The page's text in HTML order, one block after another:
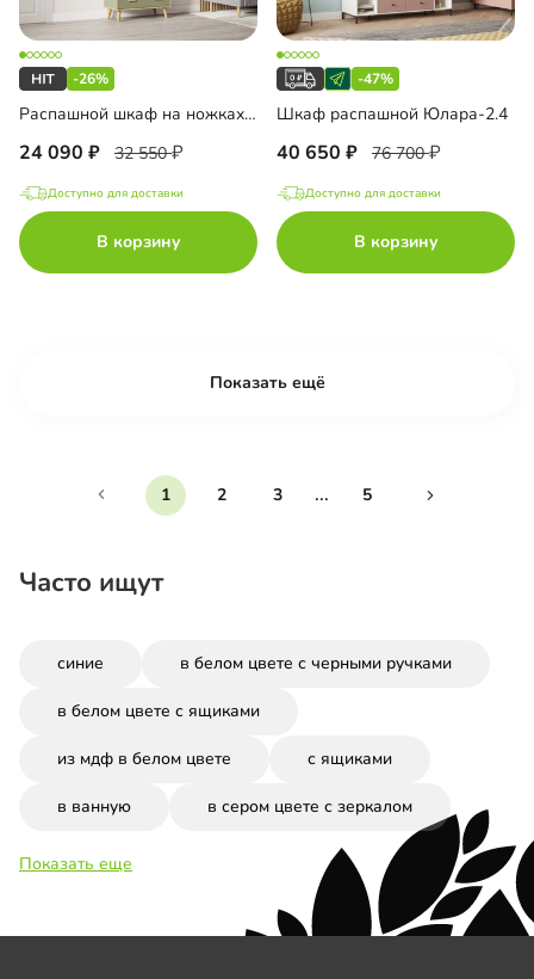
-26%
Распашной шкаф на ножках Ксанти
24 090 32 550
Доступно для доставки
В корзину
-47%
Шкаф распашной Юлара-2.4
40 650 76 700
Доступно для доставки
В корзину
Показать ещё
1 2 3 ... 5
Часто ищут
синие в белом цвете с черными ручками
в белом цвете с ящиками
из мдф в белом цвете с ящиками
в ванную в сером цвете с зеркалом
Показать еще